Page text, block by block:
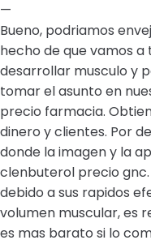
—
Bueno, podriamos
hecho de que vamos
desarrollar musculo y
tomar el asunto en
precio farmacia.
dinero y clientes. Por
donde la imagen y la
clenbuterol precio gnc.
debido a sus rapidos
volumen muscular, es
es mas barato si lo